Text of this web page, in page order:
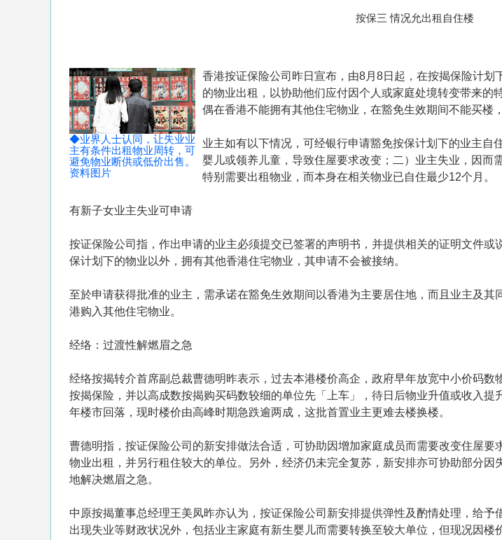
按保三 情况允出租自住楼
◆业界人士认同，让失业业
主有条件出租物业周转，可
避免物业断供或低价出售。
资料图片
香港按证保险公司昨日宣布，由8月8日起，在按揭保险计
的物业出租，以协助他们应付因个人或家庭处境转变带来
偶在香港不能拥有其他住宅物业，在豁免生效期间不能买
业主如有以下情况，可经银行申请豁免按保计划下的业主自
婴儿或领养儿童，导致住屋要求改变；二）业主失业，因而
特别需要出租物业，而本身在相关物业已自住最少12个月。
有新子女业主失业可申请
按证保险公司指，作出申请的业主必须提交已签署的声明书，并提供相关的证明文件
保计划下的物业以外，拥有其他香港住宅物业，其申请不会被接纳。
至於申请获得批准的业主，需承诺在豁免生效期间以香港为主要居住地，而且业主及
港购入其他住宅物业。
经络：过渡性解燃眉之急
经络按揭转介首席副总裁曹德明昨表示，过去本港楼价高企，政府早年放宽中小价码
按揭保险，并以高成数按揭购买码数较细的单位先「上车」，待日后物业升值或收入
年楼市回落，现时楼价由高峰时期急跌逾两成，这批首置业主更难去楼换楼。
曹德明指，按证保险公司的新安排做法合适，可协助因增加家庭成员而需要改变住屋
物业出租，并另行租住较大的单位。另外，经济仍未完全复苏，新安排亦可协助部分
地解决燃眉之急。
中原按揭董事总经理王美凤昨亦认为，按证保险公司新安排提供弹性及酌情处理，给
出现失业等财政状况外，包括业主家庭有新生婴儿而需要转换至较大单位，但现况因